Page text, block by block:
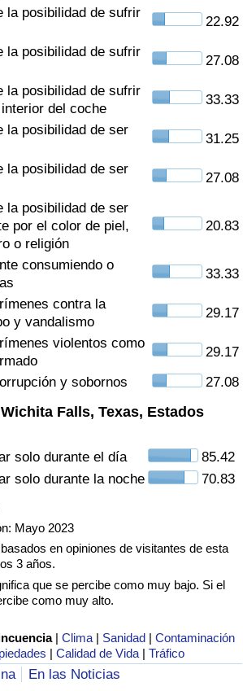
la posibilidad de sufrir
22.92
la posibilidad de sufrir
27.08
la posibilidad de sufrir
del coche
33.33
la posibilidad de ser
31.25
la posibilidad de ser
27.08
la posibilidad de ser
por el color de piel,
o religión
20.83
consumiendo o
33.33
contra la
y vandalismo
29.17
violentos como
29.17
y sobornos
27.08
Falls, Texas, Estados
solo durante el día
85.42
solo durante la noche
70.83
Mayo 2023
en opiniones de visitantes de esta
3 años.
que se percibe como muy bajo. Si el
como muy alto.
|Clima | Sanidad |Contaminación
|Calidad de Vida |Tráfico
En las Noticias
(Actual)
por País
(Actual)
por País
País